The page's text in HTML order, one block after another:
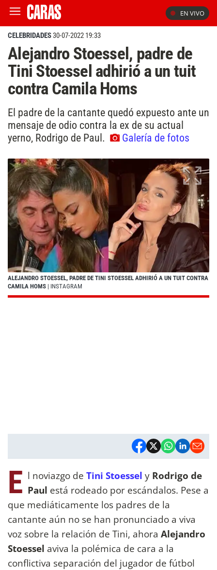
EN VIVO
CELEBRIDADES30-07-2022 19:33
Alejandro Stoessel, padre de
Tini Stoessel adhirió a un tuit
contra Camila Homs
El padre de la cantante quedó expuesto ante un
mensaje de odio contra la ex de su actual
yerno, Rodrigo de Paul.
Galería de fotos
ALEJANDRO STOESSEL, PADRE DE TINI STOESSEL ADHIRIÓ A UN TUIT CONTRA
CAMILA HOMS | INSTAGRAM
E l noviazgo de Tini Stoessel y Rodrigo de
Paul está rodeado por escándalos. Pese a
que mediáticamente los padres de la
cantante aún no se han pronunciado a viva
voz sobre la relación de Tini, ahora Alejandro
Stoessel aviva la polémica de cara a la
conflictiva separación del jugador de fútbol